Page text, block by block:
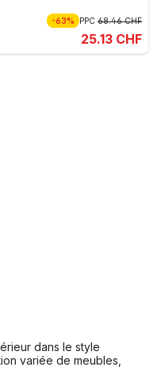
-63% PPC68.46 CHF
25.13 CHF
dans le style
variée de meubles,